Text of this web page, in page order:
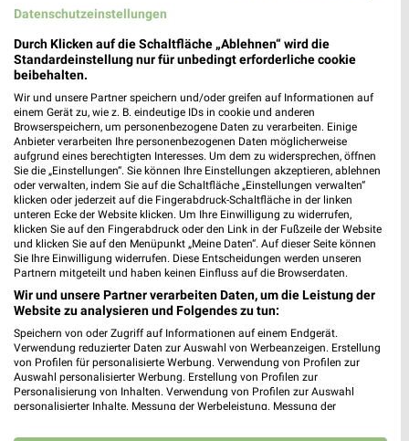
Knesebecker Str. 2-8
Heute 07:00 - 22:00 Uhr | Geöffnet
181,43 km • Angebote: 2 Prospekte
E center Bock-Lühmann Wittingen
Celler Straße 37
29378 Wittingen
Heute 08:00 - 22:00 Uhr | Geöffnet
EDEKA Kalbe/Milde
Buchenweg 2
39624 Kalbe (Milde)
137,79 km
Datenschutzeinstellungen
Durch Klicken auf die Schaltfläche „Ablehnen“ wird die
Standardeinstellung nur für unbedingt erforderliche cookie
beibehalten.
Wir und unsere Partner speichern und/oder greifen auf Informationen auf
einem Gerät zu, wie z. B. eindeutige IDs in cookie und anderen
Browserspeichern, um personenbezogene Daten zu verarbeiten. Einige
Anbieter verarbeiten Ihre personenbezogenen Daten möglicherweise
aufgrund eines berechtigten Interesses. Um dem zu widersprechen, öffnen
Sie die „Einstellungen“. Sie können Ihre Einstellungen akzeptieren, ablehnen
oder verwalten, indem Sie auf die Schaltfläche „Einstellungen verwalten“
klicken oder jederzeit auf die Fingerabdruck-Schaltfläche in der linken
unteren Ecke der Website klicken. Um Ihre Einwilligung zu widerrufen,
klicken Sie auf den Fingerabdruck oder den Link in der Fußzeile der Website
und klicken Sie auf den Menüpunkt „Meine Daten“. Auf dieser Seite können
Sie Ihre Einwilligung widerrufen. Diese Entscheidungen werden unseren
Partnern mitgeteilt und haben keinen Einfluss auf die Browserdaten.
Wir und unsere Partner verarbeiten Daten, um die Leistung der
Website zu analysieren und Folgendes zu tun:
Speichern von oder Zugriff auf Informationen auf einem Endgerät.
Verwendung reduzierter Daten zur Auswahl von Werbeanzeigen. Erstellung
von Profilen für personalisierte Werbung. Verwendung von Profilen zur
Auswahl personalisierter Werbung. Erstellung von Profilen zur
Personalisierung von Inhalten. Verwendung von Profilen zur Auswahl
personalisierter Inhalte. Messung der Werbeleistung. Messung der
Kombinationen von Daten aus verschiedenen Quellen. Entwicklung und